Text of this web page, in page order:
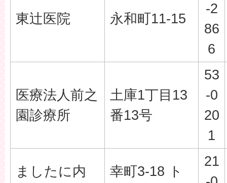
東辻医院 永和町11-15
-2
86
6
医療法人前之
園診療所
土庫1丁目13
番13号
53
-0
20
1
ましたに内 幸町3-18 ト
21